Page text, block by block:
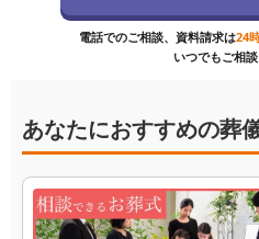
電話でのご相談、資料請求は24
いつでもご相談
あなたにおすすめの葬